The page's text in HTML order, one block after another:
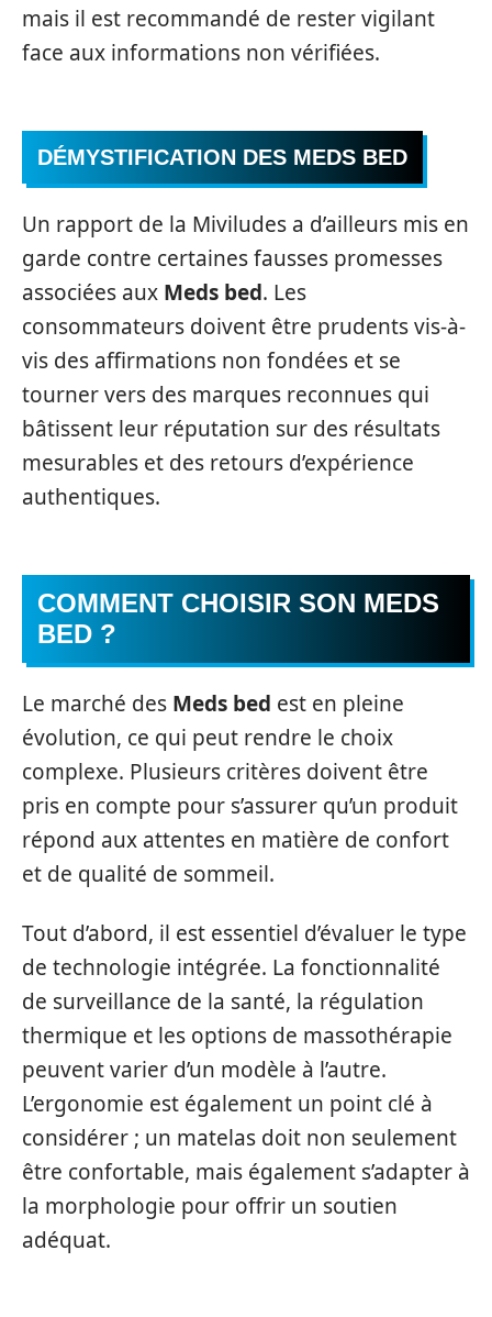
mais il est recommandé de rester vigilant
face aux informations non vérifiées.
DÉMYSTIFICATION DES MEDS BED
Un rapport de la Miviludes a d’ailleurs mis en
garde contre certaines fausses promesses
associées aux Meds bed. Les
consommateurs doivent être prudents vis-à-
vis des affirmations non fondées et se
tourner vers des marques reconnues qui
bâtissent leur réputation sur des résultats
mesurables et des retours d’expérience
authentiques.
COMMENT CHOISIR SON MEDS
BED ?
Le marché des Meds bed est en pleine
évolution, ce qui peut rendre le choix
complexe. Plusieurs critères doivent être
pris en compte pour s’assurer qu’un produit
répond aux attentes en matière de confort
et de qualité de sommeil.
Tout d’abord, il est essentiel d’évaluer le type
de technologie intégrée. La fonctionnalité
de surveillance de la santé, la régulation
thermique et les options de massothérapie
peuvent varier d’un modèle à l’autre.
L’ergonomie est également un point clé à
considérer ; un matelas doit non seulement
être confortable, mais également s’adapter à
la morphologie pour offrir un soutien
adéquat.